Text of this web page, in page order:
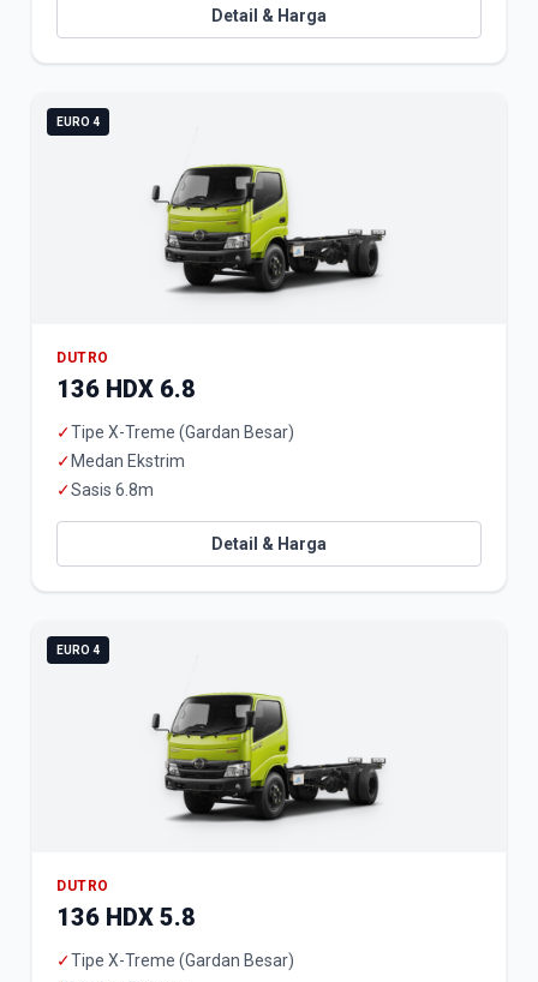
Detail & Harga
EURO 4
DUTRO
136 HDX 6.8
✓Tipe X-Treme (Gardan Besar)
✓ Medan Ekstrim
✓Sasis 6.8m
Detail & Harga
EURO 4
DUTRO
136 HDX 5.8
✓Tipe X-Treme (Gardan Besar)